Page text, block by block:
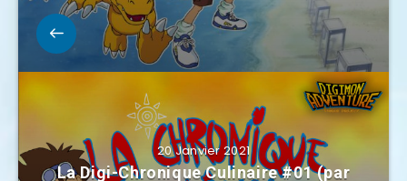
20 Janvier 2021
La Digi-Chronique Culinaire #01 (par